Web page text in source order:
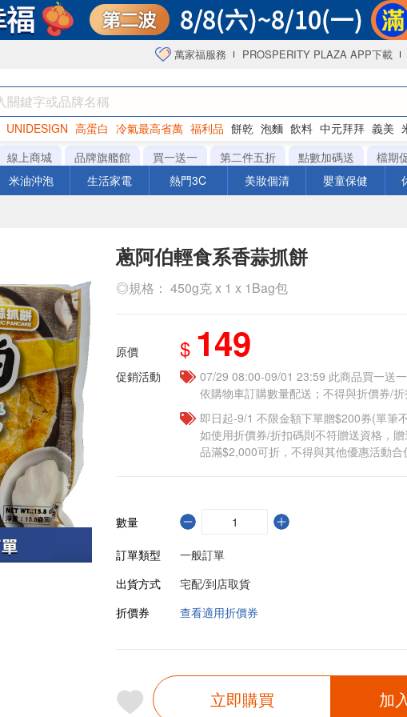
萬家福服務 PROSPERITY PLAZA APP下載
UNIDESIGN 高蛋白 冷氣最高省萬 福利品 餅乾 泡麵 飲料 中元拜拜 義美
罐頭 海苔 洋芋片
線上商城 品牌旗艦館 買一送一 第二件五折 點數加碼送
檔期
米油沖泡 生活家電 熱門3C 美妝個清 嬰童保健
蔥阿伯輕食系香蒜抓餅
◎規格： 450g克 x 1 x 1Bag包
原價 $ 149
促銷活動
07/29 08:00-09/01 23:59 此商品買一送
依購物車訂購數量配送；不得與折價券/
即日起-9/1 不限金額下單贈$200券(單筆
如使用折價券/折扣碼則不符贈送資格，
品滿$2,000可折，不得與其他優惠活動合
數量
訂單類型
一般訂單
出貨方式
宅配/到店取貨
折價券
查看適用折價券
立即購買 加